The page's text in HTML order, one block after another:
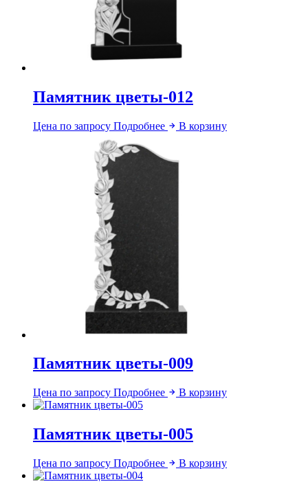
Памятник цветы-012
Цена по запросу Подробнее В корзину
Памятник цветы-009
Цена по запросу Подробнее В корзину
Памятник цветы-005
Цена по запросу Подробнее В корзину